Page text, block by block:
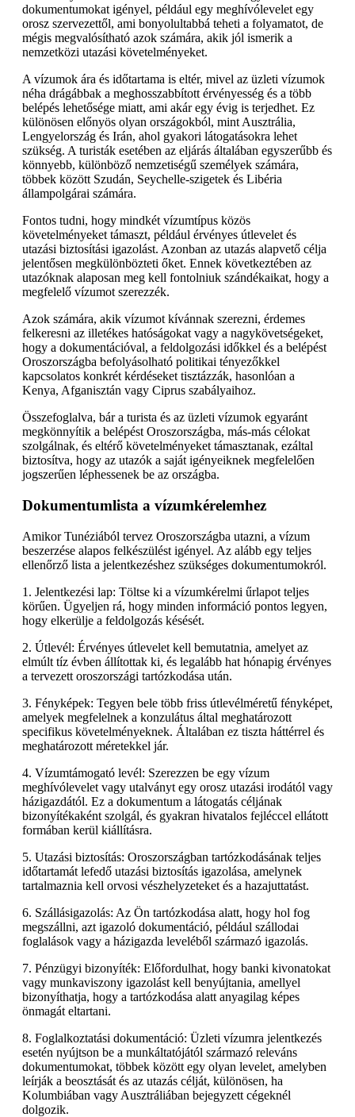
dokumentumokat igényel, például egy meghívólevelet egy
orosz szervezettől, ami bonyolultabbá teheti a folyamatot, de
mégis megvalósítható azok számára, akik jól ismerik a
nemzetközi utazási követelményeket.
A vízumok ára és időtartama is eltér, mivel az üzleti vízumok
néha drágábbak a meghosszabbított érvényesség és a több
belépés lehetősége miatt, ami akár egy évig is terjedhet. Ez
különösen előnyös olyan országokból, mint Ausztrália,
Lengyelország és Irán, ahol gyakori látogatásokra lehet
szükség. A turisták esetében az eljárás általában egyszerűbb és
könnyebb, különböző nemzetiségű személyek számára,
többek között Szudán, Seychelle-szigetek és Libéria
állampolgárai számára.
Fontos tudni, hogy mindkét vízumtípus közös
követelményeket támaszt, például érvényes útlevelet és
utazási biztosítási igazolást. Azonban az utazás alapvető célja
jelentősen megkülönbözteti őket. Ennek következtében az
utazóknak alaposan meg kell fontolniuk szándékaikat, hogy a
megfelelő vízumot szerezzék.
Azok számára, akik vízumot kívánnak szerezni, érdemes
felkeresni az illetékes hatóságokat vagy a nagykövetségeket,
hogy a dokumentációval, a feldolgozási időkkel és a belépést
Oroszországba befolyásolható politikai tényezőkkel
kapcsolatos konkrét kérdéseket tisztázzák, hasonlóan a
Kenya, Afganisztán vagy Ciprus szabályaihoz.
Összefoglalva, bár a turista és az üzleti vízumok egyaránt
megkönnyítik a belépést Oroszországba, más-más célokat
szolgálnak, és eltérő követelményeket támasztanak, ezáltal
biztosítva, hogy az utazók a saját igényeiknek megfelelően
jogszerűen léphessenek be az országba.
Dokumentumlista a vízumkérelemhez
Amikor Tunéziából tervez Oroszországba utazni, a vízum
beszerzése alapos felkészülést igényel. Az alább egy teljes
ellenőrző lista a jelentkezéshez szükséges dokumentumokról.
1. Jelentkezési lap: Töltse ki a vízumkérelmi űrlapot teljes
körűen. Ügyeljen rá, hogy minden információ pontos legyen,
hogy elkerülje a feldolgozás késését.
2. Útlevél: Érvényes útlevelet kell bemutatnia, amelyet az
elmúlt tíz évben állítottak ki, és legalább hat hónapig érvényes
a tervezett oroszországi tartózkodása után.
3. Fényképek: Tegyen bele több friss útlevélméretű fényképet,
amelyek megfelelnek a konzulátus által meghatározott
specifikus követelményeknek. Általában ez tiszta háttérrel és
meghatározott méretekkel jár.
4. Vízumtámogató levél: Szerezzen be egy vízum
meghívólevelet vagy utalványt egy orosz utazási irodától vagy
házigazdától. Ez a dokumentum a látogatás céljának
bizonyítékaként szolgál, és gyakran hivatalos fejléccel ellátott
formában kerül kiállításra.
5. Utazási biztosítás: Oroszországban tartózkodásának teljes
időtartamát lefedő utazási biztosítás igazolása, amelynek
tartalmaznia kell orvosi vészhelyzeteket és a hazajuttatást.
6. Szállásigazolás: Az Ön tartózkodása alatt, hogy hol fog
megszállni, azt igazoló dokumentáció, például szállodai
foglalások vagy a házigazda leveléből származó igazolás.
7. Pénzügyi bizonyíték: Előfordulhat, hogy banki kivonatokat
vagy munkaviszony igazolást kell benyújtania, amellyel
bizonyíthatja, hogy a tartózkodása alatt anyagilag képes
önmagát eltartani.
8. Foglalkoztatási dokumentáció: Üzleti vízumra jelentkezés
esetén nyújtson be a munkáltatójától származó releváns
dokumentumokat, többek között egy olyan levelet, amelyben
leírják a beosztását és az utazás célját, különösen, ha
Kolumbiában vagy Ausztráliában bejegyzett cégeknél
dolgozik.